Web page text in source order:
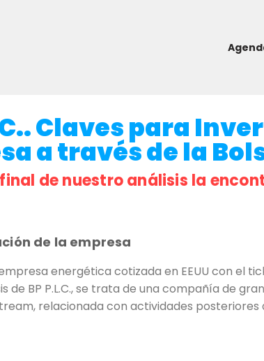
Claves para
a través de la
de nuestro análisis la
de la empresa
empresa energética cotizada en EEUU con el
de BP P.L.C., se trata de una compañía de
relacionada con actividades